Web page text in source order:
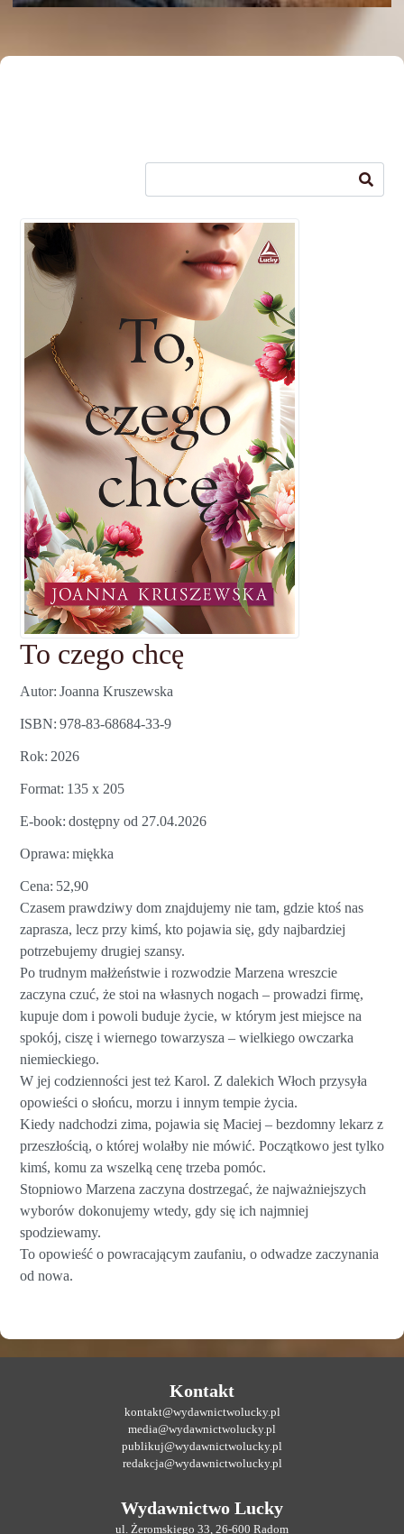
To czego chcę
Autor Joanna Kruszewska
ISBN 978-83-68684-33-9
Rok 2026
Format 135 x 205
E-book dostępny od 27.04.2026
Oprawa miękka
Cena 52,90
Czasem prawdziwy dom znajdujemy nie tam, gdzie ktoś nas
zaprasza, lecz przy kimś, kto pojawia się, gdy najbardziej
potrzebujemy drugiej szansy.
Po trudnym małżeństwie i rozwodzie Marzena wreszcie
zaczyna czuć, że stoi na własnych nogach – prowadzi firmę,
kupuje dom i powoli buduje życie, w którym jest miejsce na
spokój, ciszę i wiernego towarzysza – wielkiego owczarka
niemieckiego.
W jej codzienności jest też Karol. Z dalekich Włoch przysyła
opowieści o słońcu, morzu i innym tempie życia.
Kiedy nadchodzi zima, pojawia się Maciej – bezdomny lekarz z
przeszłością, o której wolałby nie mówić. Początkowo jest tylko
kimś, komu za wszelką cenę trzeba pomóc.
Stopniowo Marzena zaczyna dostrzegać, że najważniejszych
wyborów dokonujemy wtedy, gdy się ich najmniej
spodziewamy.
To opowieść o powracającym zaufaniu, o odwadze zaczynania
od nowa.
Kontakt
kontakt@wydawnictwolucky.pl
media@wydawnictwolucky.pl
publikuj@wydawnictwolucky.pl
redakcja@wydawnictwolucky.pl
Wydawnictwo Lucky
ul. Żeromskiego 33, 26-600 Radom